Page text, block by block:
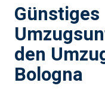
Günstiges
den
Bologna